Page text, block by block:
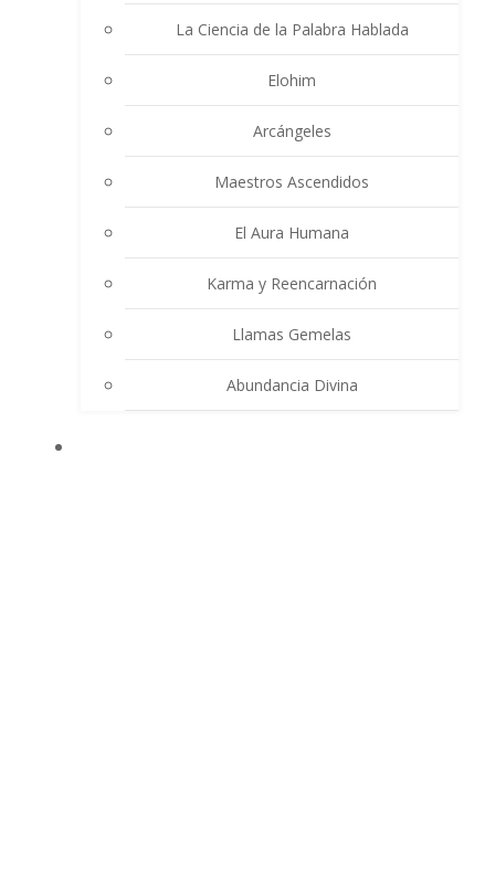
La Ciencia de la Palabra Hablada
Elohim
Arcángeles
Maestros Ascendidos
El Aura Humana
Karma y Reencarnación
Llamas Gemelas
Abundancia Divina